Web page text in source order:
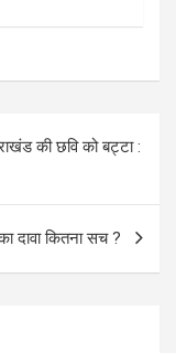
की छवि को बट्टा :
दावा कितना सच ?